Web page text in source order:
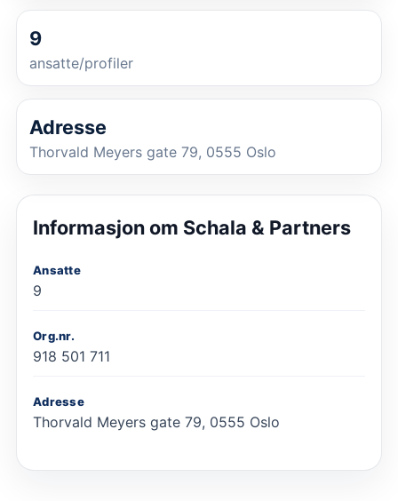
9
ansatte/profiler
Adresse
Thorvald Meyers gate 79, 0555 Oslo
Informasjon om Schala & Partners
Ansatte
9
Org.nr.
918 501 711
Adresse
Thorvald Meyers gate 79, 0555 Oslo